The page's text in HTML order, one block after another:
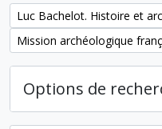
Remove filter:
Luc Bachelot. Histoire et
Remove filter:
Mission archéologique
Options de